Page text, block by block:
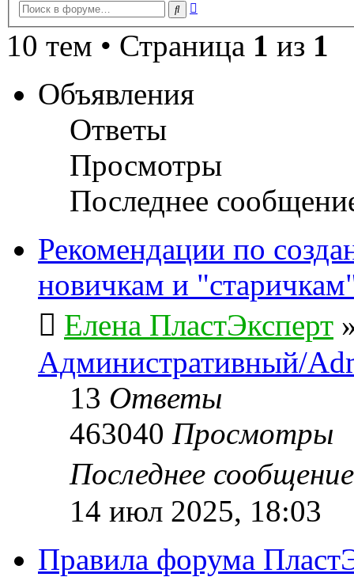
Поиск
10 тем • Страница 1 из 1
Объявления
Ответы
Просмотры
Последнее
Рекомендации по
новичкам и
Елена ПластЭксперт
Административный/
13 Ответы
463040 Просмотры
Последнее
14 июл 2025, 18:03
Правила форума